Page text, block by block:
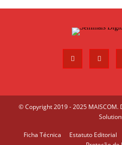
© Copyright 2019 - 2025 MAISCOM.
Ficha Técnica Estatuto Editorial